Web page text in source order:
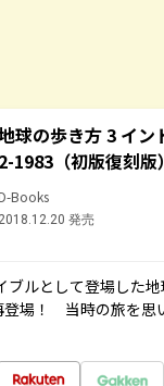
球の歩き方 3 イン
2-1983（初版復刻版）
Books
2018.12.20 発売
ブルとして登場した
登場！ 当時の旅を思